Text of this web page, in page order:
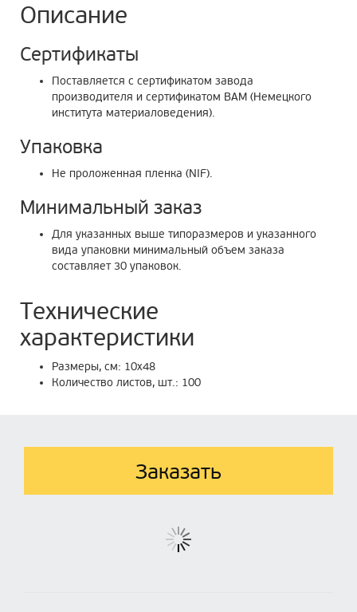
Описание
Сертификаты
Поставляется с сертификатом завода
производителя и сертификатом ВАМ (Немецкого
института материаловедения).
Упаковка
Не проложенная пленка (NIF).
Минимальный заказ
Для указанных выше типоразмеров и указанного
вида упаковки минимальный объем заказа
составляет 30 упаковок.
Технические
характеристики
Размеры, см: 10х48
Количество листов, шт.: 100
Заказать